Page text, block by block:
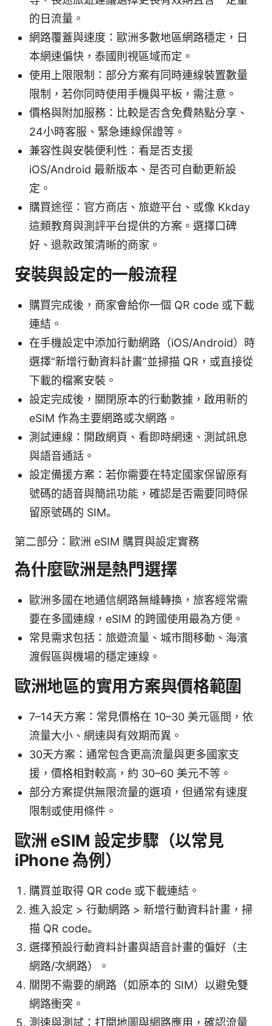
的日流量。
網路覆蓋與速度：歐洲多數地區網路穩定，日
本網速偏快，泰國則視區域而定。
使用上限限制：部分方案有同時連線裝置數量
限制，若你同時使用手機與平板，需注意。
價格與附加服務：比較是否含免費熱點分享、
24小時客服、緊急連線保證等。
兼容性與安裝便利性：看是否支援
iOS/Android 最新版本、是否可自動更新設
定。
購買途徑：官方商店、旅遊平台、或像 Kkday
這類教育與測評平台提供的方案。選擇口碑
好、退款政策清晰的商家。
安裝與設定的一般流程
購買完成後，商家會給你一個 QR code 或下載
連結。
在手機設定中添加行動網路（iOS/Android）時
選擇“新增行動資料計畫”並掃描 QR，或直接從
下載的檔案安裝。
設定完成後，關閉原本的行動數據，啟用新的
eSIM 作為主要網路或次網路。
測試連線：開啟網頁、看即時網速、測試訊息
與語音通話。
設定備援方案：若你需要在特定國家保留原有
號碼的語音與簡訊功能，確認是否需要同時保
留原號碼的 SIM。
第二部分：歐洲 eSIM 購買與設定實務
為什麼歐洲是熱門選擇
歐洲多國在地通信網路無縫轉換，旅客經常需
要在多國連線，eSIM 的跨國使用最為方便。
常見需求包括：旅遊流量、城市間移動、海濱
渡假區與機場的穩定連線。
歐洲地區的實用方案與價格範圍
7–14天方案：常見價格在 10–30 美元區間，依
流量大小、網速與有效期而異。
30天方案：通常包含更高流量與更多國家支
援，價格相對較高，約 30–60 美元不等。
部分方案提供無限流量的選項，但通常有速度
限制或使用條件。
歐洲 eSIM 設定步驟（以常見
iPhone 為例）
購買並取得 QR code 或下載連結。
進入設定 > 行動網路 > 新增行動資料計畫，掃
描 QR code。
選擇預設行動資料計畫與語音計畫的偏好（主
網路/次網路）。
關閉不需要的網路（如原本的 SIM）以避免雙
網路衝突。
測速與測試：打開地圖與網路應用，確認流量